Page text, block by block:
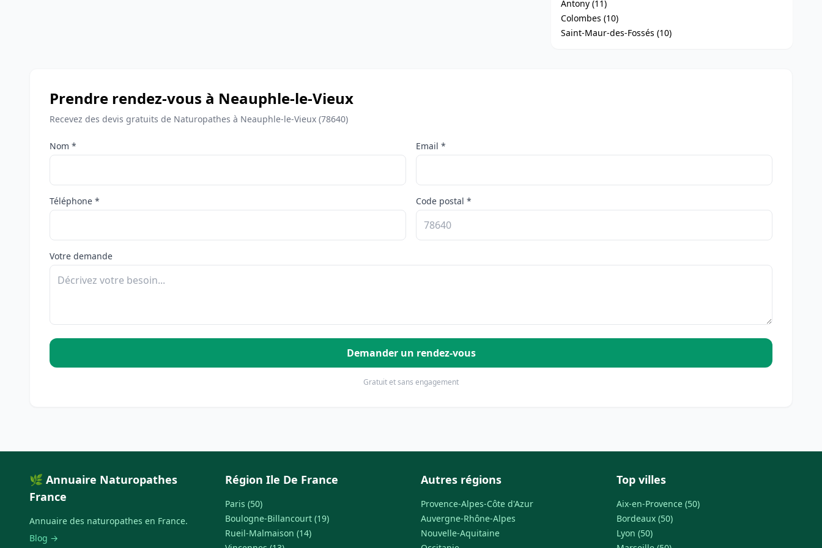
Antony (11)
Colombes (10)
Saint-Maur-des-Fossés (10)
Prendre rendez-vous à Neauphle-le-Vieux
Recevez des devis gratuits de Naturopathes à Neauphle-le-Vieux (78640)
Nom * Email *
Téléphone * Code postal *
Votre demande
Demander un rendez-vous
Gratuit et sans engagement
🌿 Annuaire Naturopathes
France
Annuaire des naturopathes en France.
Blog →
Région Ile De France
Paris (50)
Boulogne-Billancourt (19)
Rueil-Malmaison (14)
Autres régions
Provence-Alpes-Côte d'Azur
Auvergne-Rhône-Alpes
Nouvelle-Aquitaine
Top villes
Aix-en-Provence (50)
Bordeaux (50)
Lyon (50)